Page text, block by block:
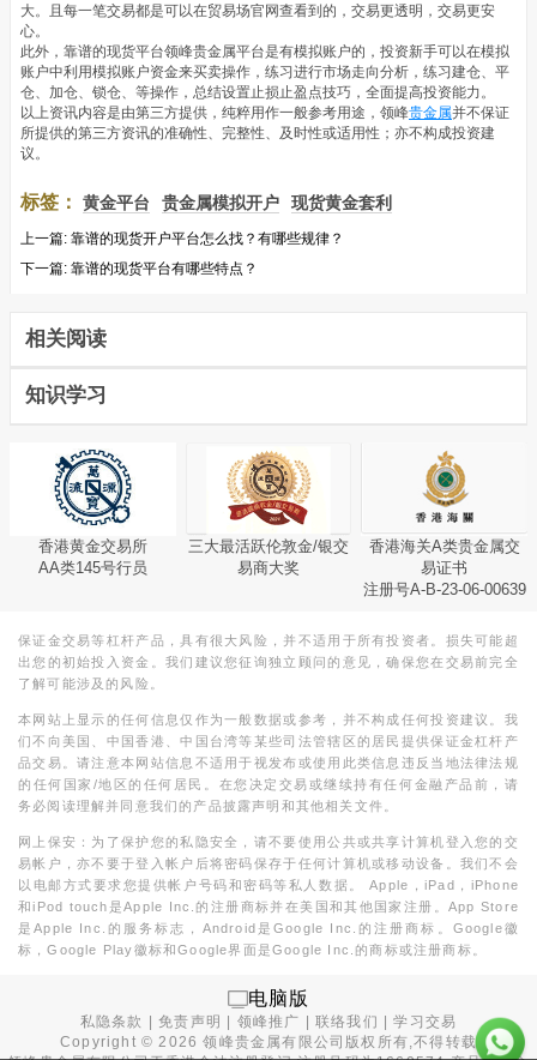
大。且每一笔交易都是可以在贸易场官网查看到的，交易更透明，交易更安
心。
此外，靠谱的现货平台领峰贵金属平台是有模拟账户的，投资新手可以在模拟
账户中利用模拟账户资金来买卖操作，练习进行市场走向分析，练习建仓、平
仓、加仓、锁仓、等操作，总结设置止损止盈点技巧，全面提高投资能力。
以上资讯内容是由第三方提供，纯粹用作一般参考用途，领峰贵金属并不保证
所提供的第三方资讯的准确性、完整性、及时性或适用性；亦不构成投资建
议。
标签： 黄金平台 贵金属模拟开户 现货黄金套利
上一篇: 靠谱的现货开户平台怎么找？有哪些规律？
下一篇: 靠谱的现货平台有哪些特点？
相关阅读
知识学习
香港黄金交易所
AA类145号行员
三大最活跃伦敦金/银交
易商大奖
香港海关A类贵金属交
易证书
注册号A-B-23-06-00639
保证金交易等杠杆产品，具有很大风险，并不适用于所有投资者。损失可能超
出您的初始投入资金。我们建议您征询独立顾问的意见，确保您在交易前完全
了解可能涉及的风险。
本网站上显示的任何信息仅作为一般数据或参考，并不构成任何投资建议。我
们不向美国、中国香港、中国台湾等某些司法管辖区的居民提供保证金杠杆产
品交易。请注意本网站信息不适用于视发布或使用此类信息违反当地法律法规
的任何国家/地区的任何居民。在您决定交易或继续持有任何金融产品前，请
务必阅读理解并同意我们的产品披露声明和其他相关文件。
网上保安：为了保护您的私隐安全，请不要使用公共或共享计算机登入您的交
易帐户，亦不要于登入帐户后将密码保存于任何计算机或移动设备。我们不会
以电邮方式要求您提供帐户号码和密码等私人数据。 Apple，iPad，iPhone
和iPod touch是Apple Inc.的注册商标并在美国和其他国家注册。App Store
是Apple Inc.的服务标志，Android是Google Inc.的注册商标。Google徽
标，Google Play徽标和Google界面是Google Inc.的商标或注册商标。
电脑版
私隐条款 |免责声明 领峰推广 |联络我们 |学习交易
Copyright ©2026 领峰贵金属有限公司版权所有,不得转载